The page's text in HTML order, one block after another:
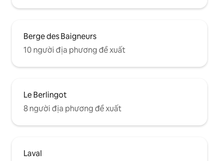
Berge des Baigneurs
10 người địa phương đề xuất
Le Berlingot
8 người địa phương đề xuất
Laval